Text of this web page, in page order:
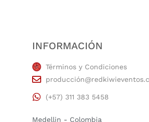
INFORMACIÓN
Términos y Condiciones
(+57) 311 383 5458
Medellin - Colombia